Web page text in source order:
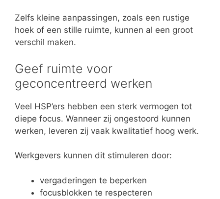
Zelfs kleine aanpassingen, zoals een rustige
hoek of een stille ruimte, kunnen al een groot
verschil maken.
Geef ruimte voor
geconcentreerd werken
Veel HSP’ers hebben een sterk vermogen tot
diepe focus. Wanneer zij ongestoord kunnen
werken, leveren zij vaak kwalitatief hoog werk.
Werkgevers kunnen dit stimuleren door:
vergaderingen te beperken
focusblokken te respecteren